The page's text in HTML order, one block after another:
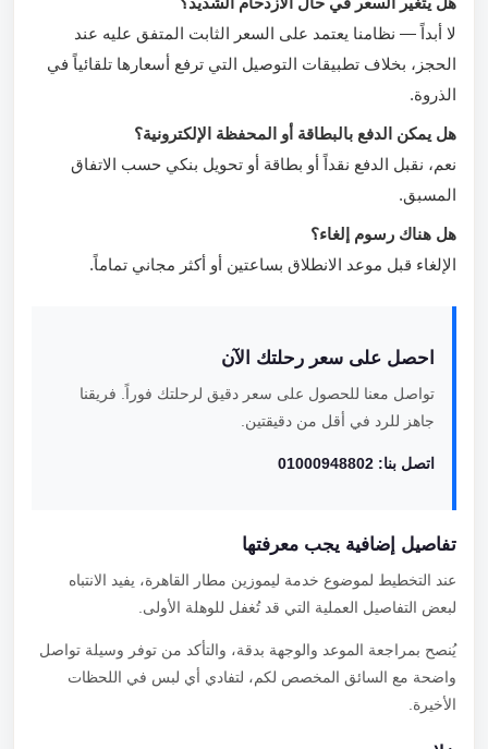
لا أبداً — نظامنا يعتمد على السعر الثابت المتفق عليه عند
الحجز، بخلاف تطبيقات التوصيل التي ترفع أسعارها تلقائياً في
الذروة.
هل يمكن الدفع بالبطاقة أو المحفظة الإلكترونية؟
نعم، نقبل الدفع نقداً أو بطاقة أو تحويل بنكي حسب الاتفاق
المسبق.
هل هناك رسوم إلغاء؟
الإلغاء قبل موعد الانطلاق بساعتين أو أكثر مجاني تماماً.
احصل على سعر رحلتك الآن
تواصل معنا للحصول على سعر دقيق لرحلتك فوراً. فريقنا
جاهز للرد في أقل من دقيقتين.
اتصل بنا: 01000948802
تفاصيل إضافية يجب معرفتها
عند التخطيط لموضوع خدمة ليموزين مطار القاهرة، يفيد الانتباه
لبعض التفاصيل العملية التي قد تُغفل للوهلة الأولى.
يُنصح بمراجعة الموعد والوجهة بدقة، والتأكد من توفر وسيلة تواصل
واضحة مع السائق المخصص لكم، لتفادي أي لبس في اللحظات
الأخيرة.